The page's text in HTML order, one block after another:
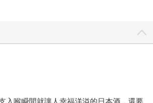
入喉瞬間就讓人幸福洋溢的日本酒，還要